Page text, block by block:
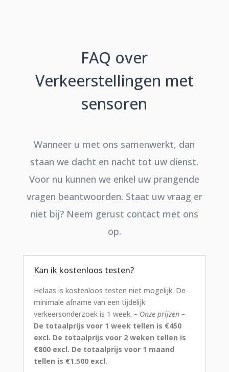
FAQ over
Verkeerstellingen met
sensoren
Wanneer u met ons samenwerkt, dan
staan we dacht en nacht tot uw dienst.
Voor nu kunnen we enkel uw prangende
vragen beantwoorden. Staat uw vraag er
niet bij? Neem gerust contact met ons
op.
Kan ik kostenloos testen?
Helaas is kostenloos testen niet mogelijk. De
minimale afname van een tijdelijk
verkeersonderzoek is 1 week. – Onze prijzen –
De totaalprijs voor 1 week tellen is €450
excl. De totaalprijs voor 2 weken tellen is
€800 excl. De totaalprijs voor 1 maand
tellen is €1.500 excl.